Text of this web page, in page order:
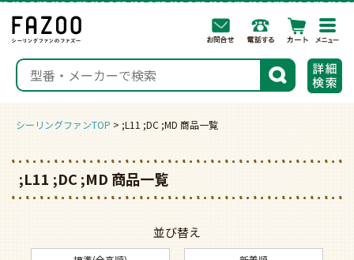
検索
シーリングファンTOP ;L11 ;DC ;MD 商品一覧
;L11 ;DC ;MD 商品一覧
並び替え